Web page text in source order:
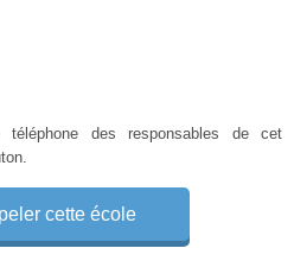
des responsables de cet
cette école